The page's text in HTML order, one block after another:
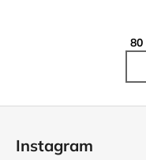
80
Instagram